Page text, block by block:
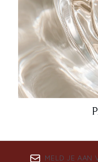
MELD JE AAN